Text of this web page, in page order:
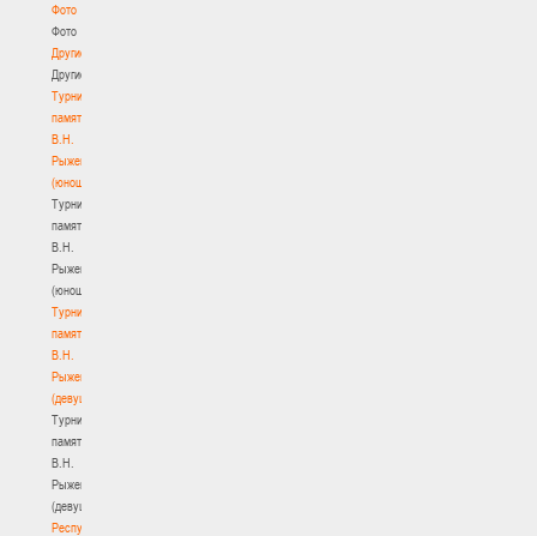
Фото
Фото
Другие
Другие
Турнир
памяти
В.Н.
Рыженкова
(юноши)
Турнир
памяти
В.Н.
Рыженкова
(юноши)
Турнир
памяти
В.Н.
Рыженкова
(девушки)
Турнир
памяти
В.Н.
Рыженкова
(девушки)
Республиканские